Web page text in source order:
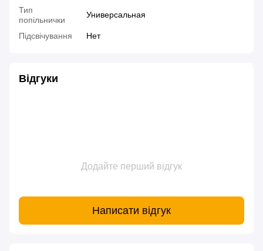
Тип
попільнички
Универсальная
Підсвічування Нет
Відгуки
Додайте перший відгук
Написати відгук